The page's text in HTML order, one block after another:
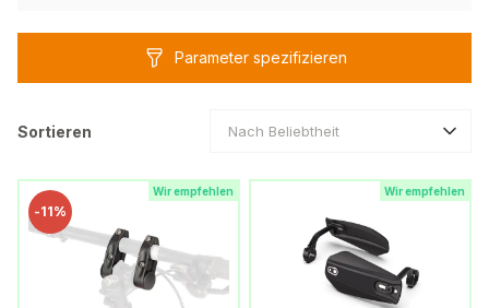
Parameter spezifizieren
Sortieren Nach Beliebtheit
Wir empfehlen
-11%
Wir empfehlen